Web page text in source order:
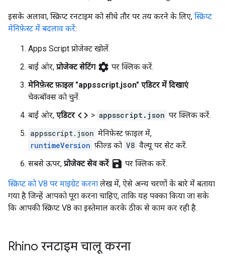
इसके अलावा, स्क्रिप्ट रनटाइम को सीधे तौर पर तय करने के लिए, स्क्रिप्ट
मेनिफ़ेस्ट में बदलाव करें:
Apps Script प्रोजेक्ट खोलें.
बाईं ओर, प्रोजेक्ट सेटिंग settings पर क्लिक करें.
मेनिफ़ेस्ट फ़ाइल "appsscript.json" एडिटर में दिखाएं
चेकबॉक्स को चुनें.
बाईं ओर, एडिटर code > appsscript.json पर क्लिक करें.
appsscript.json मेनिफ़ेस्ट फ़ाइल में,
runtimeVersion फ़ील्ड को V8 वैल्यू पर सेट करें.
सबसे ऊपर, प्रोजेक्ट सेव करें save पर क्लिक करें.
स्क्रिप्ट को V8 पर माइग्रेट करना लेख में, ऐसे अन्य चरणों के बारे में बताया
गया है जिन्हें आपको पूरा करना चाहिए, ताकि यह पक्का किया जा सके
कि आपकी स्क्रिप्ट V8 का इस्तेमाल करके ठीक से काम कर रही है.
Rhino रनटाइम चालू करना